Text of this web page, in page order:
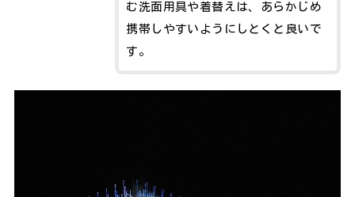
む洗面用具や着替えは、あらかじめ
携帯しやすいようにしとくと良いで
す。